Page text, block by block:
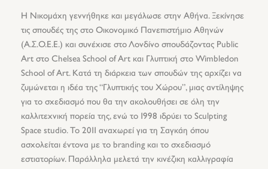
Η Νικομάχη γεννήθηκε και μεγάλωσε στην Αθήνα. Ξεκίνησε
τις σπουδές της στο Οικονομικό Πανεπιστήμιο Αθηνών
(Α.Σ.Ο.Ε.Ε.) και συνέχισε στο Λονδίνο σπουδάζοντας Public
Art στο Chelsea School of Art και Γλυπτική στο Wimbledon
School of Art. Κατά τη διάρκεια των σπουδών της αρχίζει να
ζυμώνεται η ιδέα της “Γλυπτικής του Χώρου”, μιας αντίληψης
για το σχεδιασμό που θα την ακολουθήσει σε όλη την
καλλιτεχνική πορεία της, ενώ το 1998 ιδρύει το Sculpting
Space studio. Το 2011 αναχωρεί για τη Σαγκάη όπου
ασχολείται έντονα με το branding και το σχεδιασμό
εστιατορίων. Παράλληλα μελετά την κινέζικη καλλιγραφία